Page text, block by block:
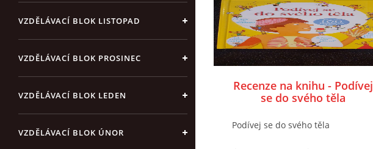
VZDĚLÁVACÍ BLOK LISTOPAD
VZDĚLÁVACÍ BLOK PROSINEC
VZDĚLÁVACÍ BLOK LEDEN
VZDĚLÁVACÍ BLOK ÚNOR
Vydavatel: Pasparta Publishing
Recenze na knihu - Podívej
se do svého těla
Podívej se do svého těla